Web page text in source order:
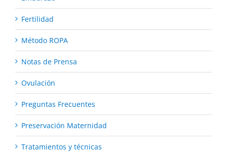
Fertilidad
Método ROPA
Notas de Prensa
Ovulación
Preguntas Frecuentes
Preservación Maternidad
Tratamientos y técnicas